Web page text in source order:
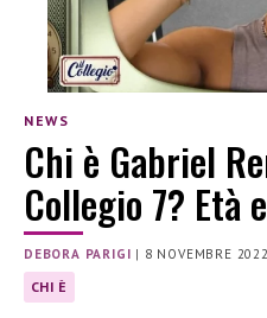
NEWS
Chi è Gabriel
Collegio 7? Età
DEBORA PARIGI | 8 NOVEMBRE 2022
CHI È